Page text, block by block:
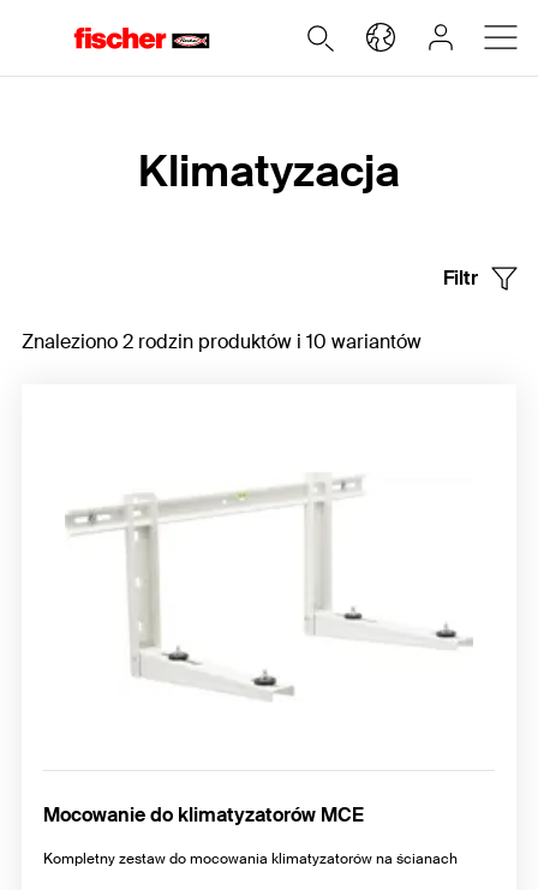
Klimatyzacja
Filtr
Znaleziono 2 rodzin produktów i 10 wariantów
Mocowanie do klimatyzatorów MCE
Kompletny zestaw do mocowania klimatyzatorów na ścianach